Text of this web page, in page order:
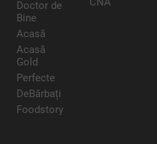
Doctor de
Bine
Acasă
Acasă
Gold
Perfecte
DeBărbați
Foodstory